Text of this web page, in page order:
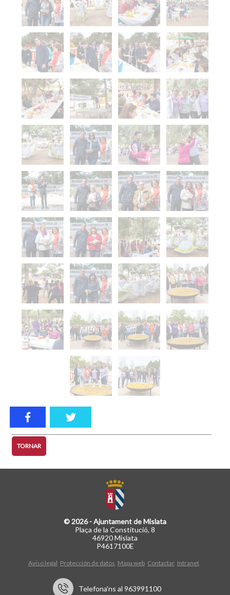
TORNAR
© 2026 - Ajuntament de Mislata
Plaça de la Constitució, 8
46920 Mislata
P4617100E
Aviso legal Protección de datos Mapa web Contactar Intranet
Telefona'ns al 963991100